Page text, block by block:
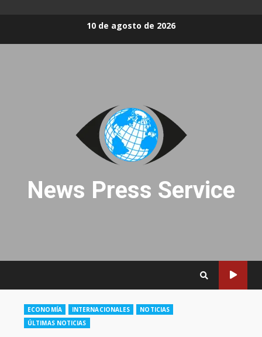
10 de agosto de 2026
News Press Service
ECONOMÍA INTERNACIONALES
NOTICIAS
ÚLTIMAS NOTICIAS